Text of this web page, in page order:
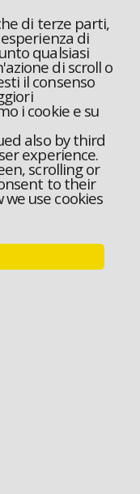
di terze parti,
di
qualsiasi
di scroll o
il consenso
i cookie e su
also by third
experience.
scrolling or
to their
use cookies